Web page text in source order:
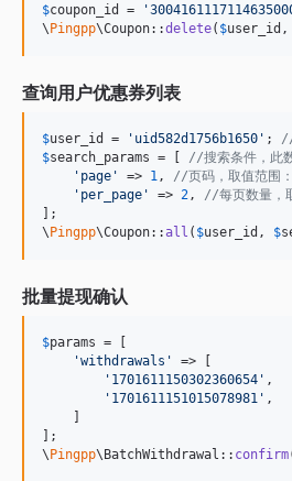
$coupon_id = '
\ Pingpp\Coupon::delete( $user_id ,
查询用户优惠券列表
$user_id = ' uid582d1756b1650 ' ;
$search_params = [ //搜索条件，此
' page ' => 1, //页码，取值范围
' per_page ' => 2, //每页数量，
];
\ Pingpp\Coupon::all ( $user_id , $
批量提现确认
$params = [
'withdrawals '
=> [
' 1701611150302360654 ' ,
' 1701611151015078981 ' ,
];
\ Pingpp\BatchWithdrawal:: confirm